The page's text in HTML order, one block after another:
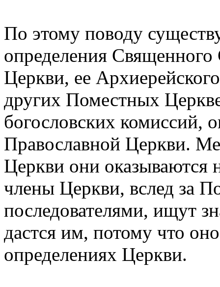
По этому поводу
определения
Церкви, ее
других Поместных
богословских комиссий,
Православной Церкви.
Церкви они
члены Церкви, вслед за
последователями, ищут
дастся им, потому что
определениях Церкви.